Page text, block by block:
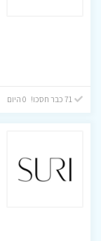
71 כבר חסכו! 0 היום